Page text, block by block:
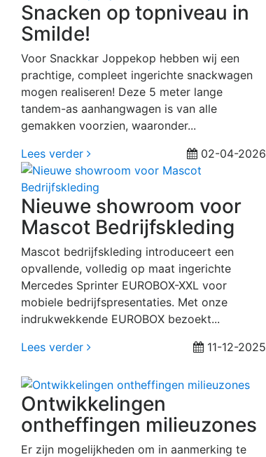
Snacken op topniveau in
Smilde!
Voor Snackkar Joppekop hebben wij een
prachtige, compleet ingerichte snackwagen
mogen realiseren! Deze 5 meter lange
tandem-as aanhangwagen is van alle
gemakken voorzien, waaronder...
Lees verder
02-04-2026
Nieuwe showroom voor
Mascot Bedrijfskleding
Mascot bedrijfskleding introduceert een
opvallende, volledig op maat ingerichte
Mercedes Sprinter EUROBOX-XXL voor
mobiele bedrijfspresentaties. Met onze
indrukwekkende EUROBOX bezoekt...
Lees verder
11-12-2025
Ontwikkelingen
ontheffingen milieuzones
Er zijn mogelijkheden om in aanmerking te